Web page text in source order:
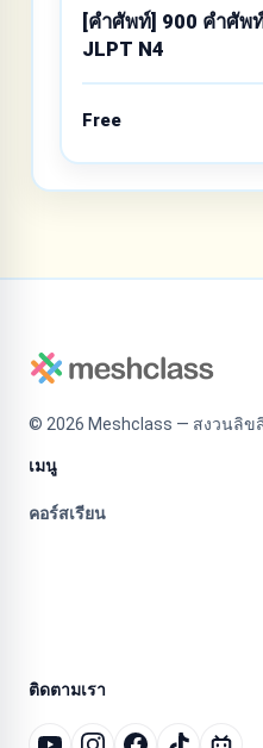
[คำศัพท์] 900 คำศัพ
JLPT N4
Free
© 2026 Meshclass — สงวนลิข
เมนู
คอร์สเรียน
ติดตามเรา